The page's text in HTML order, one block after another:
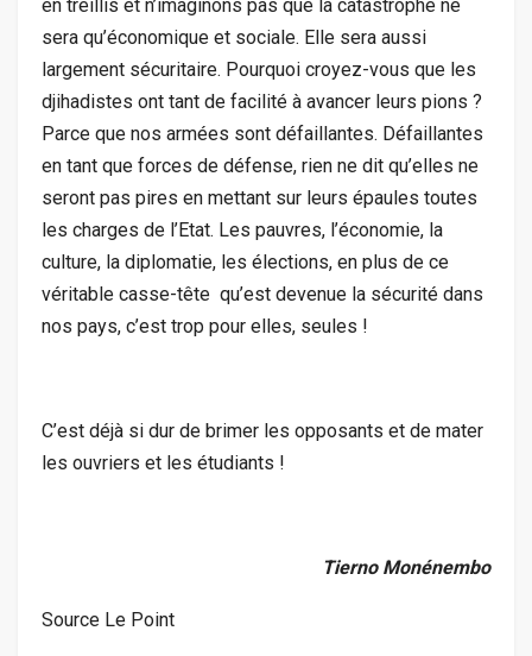
en treillis et n’imaginons pas que la catastrophe ne
sera qu’économique et sociale. Elle sera aussi
largement sécuritaire. Pourquoi croyez-vous que les
djihadistes ont tant de facilité à avancer leurs pions ?
Parce que nos armées sont défaillantes. Défaillantes
en tant que forces de défense, rien ne dit qu’elles ne
seront pas pires en mettant sur leurs épaules toutes
les charges de l’Etat. Les pauvres, l’économie, la
culture, la diplomatie, les élections, en plus de ce
véritable casse-tête qu’est devenue la sécurité dans
nos pays, c’est trop pour elles, seules !
C’est déjà si dur de brimer les opposants et de mater
les ouvriers et les étudiants !
Tierno Monénembo
Source Le Point